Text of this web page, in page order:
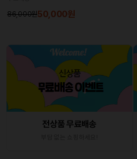
86,000원50,000원
전상품 무료배송